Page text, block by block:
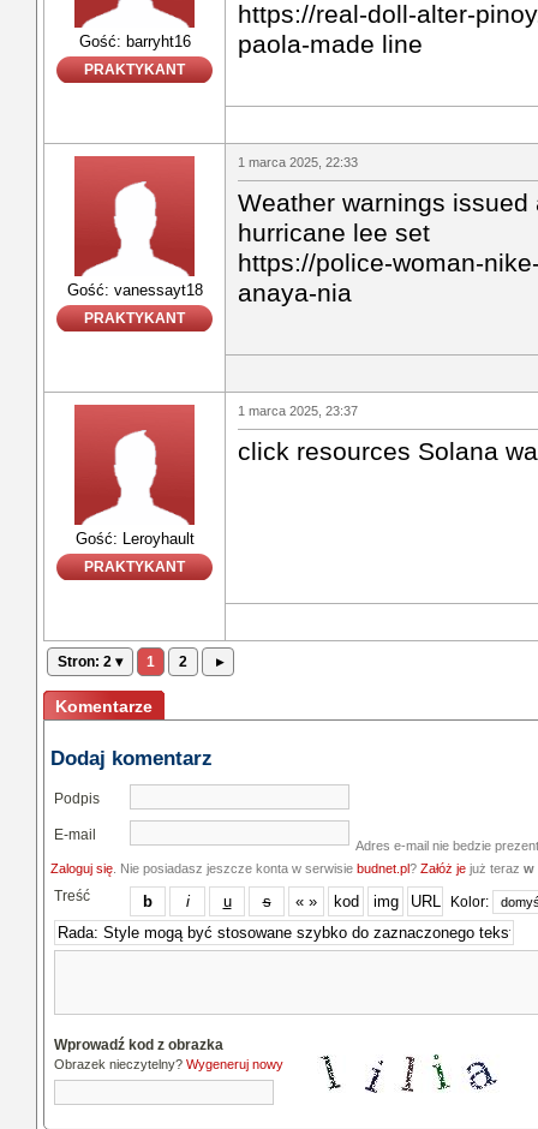
Gość: barryht16
PRAKTYKANT
https://real-doll-alter-
paola-made line
Gość: vanessayt18
PRAKTYKANT
1 marca 2025, 22:33
Weather warnings
hurricane lee set
https://police-woman-
anaya-nia
Gość: Leroyhault
PRAKTYKANT
1 marca 2025, 23:37
click resources Solana
Stron: 2 ▾ 1 2 ▸
Komentarze
Dodaj komentarz
Podpis
E-mail
Adres e-mail nie bedzie
Zaloguj się . Nie posiadasz jeszcze konta w serwisie budnet.pl? Załóż je już teraz w
Treść Kolor:
Wprowadź kod z obrazka
Obrazek nieczytelny? Wygeneruj nowy